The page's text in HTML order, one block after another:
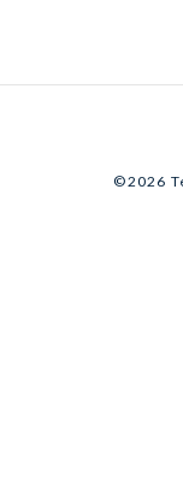
System NOS
©2026